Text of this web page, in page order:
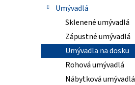
Umývadlá
Sklenené umývadlá
Zápustné umývadlá
Umývadla na dosku
Rohová umývadlá
Nábytková umývadlá